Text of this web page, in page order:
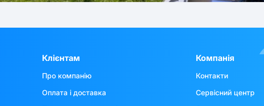
Клієнтам
Про компанію
Оплата і доставка
Компанія
Контакти
Сервісний центр